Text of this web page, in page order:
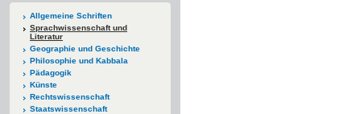
Allgemeine Schriften
Sprachwissenschaft und
Literatur
Geographie und Geschichte
Philosophie und Kabbala
Pädagogik
Künste
Rechtswissenschaft
Staatswissenschaft